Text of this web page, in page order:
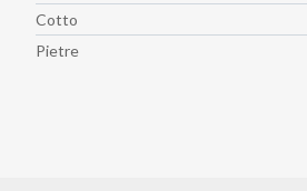
Cotto
Pietre